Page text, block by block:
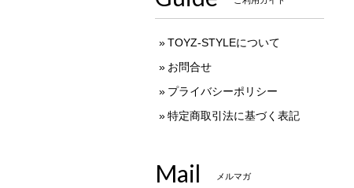
TOYZ-STYLEについて
お問合せ
プライバシーポリシー
特定商取引法に基づく表記
Mail メルマガ